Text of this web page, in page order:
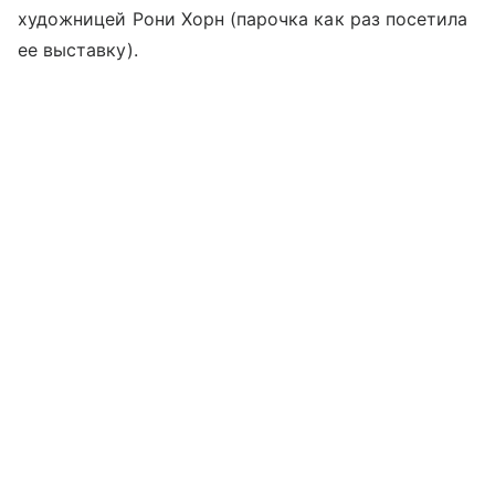
художницей Рони Хорн (парочка как раз посетила
ее выставку).